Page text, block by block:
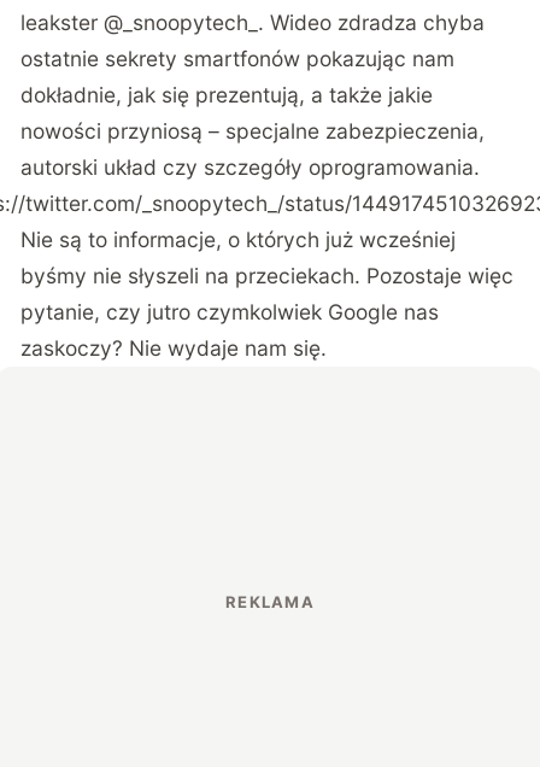
leakster@_snoopytech_ . Wideo zdradza chyba
ostatnie sekrety smartfonów pokazując nam
dokładnie, jak się prezentują, a także jakie
nowości przyniosą – specjalne zabezpieczenia,
autorski układ czy szczegóły oprogramowania.
twitter.com/_snoopytech_/status/
Nie są to informacje, o których już wcześniej
byśmy nie słyszeli na przeciekach. Pozostaje więc
pytanie, czy jutro czymkolwiek Google nas
zaskoczy? Nie wydaje nam się.